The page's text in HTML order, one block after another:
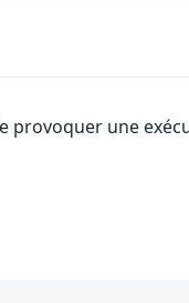
provoquer une